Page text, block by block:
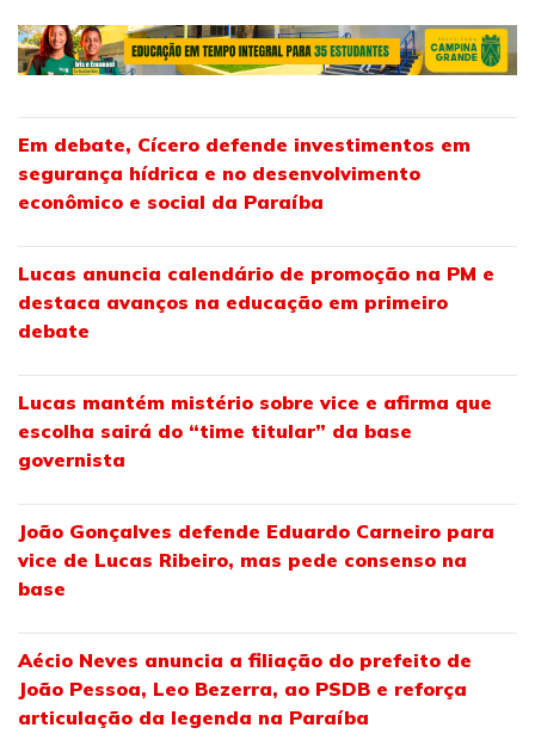
Em debate, Cícero defende investimentos em
segurança hídrica e no desenvolvimento
econômico e social da Paraíba
Lucas anuncia calendário de promoção na PM e
destaca avanços na educação em primeiro
debate
Lucas mantém mistério sobre vice e afirma que
escolha sairá do “time titular” da base
governista
João Gonçalves defende Eduardo Carneiro para
vice de Lucas Ribeiro, mas pede consenso na
base
Aécio Neves anuncia a filiação do prefeito de
João Pessoa, Leo Bezerra, ao PSDB e reforça
articulação da legenda na Paraíba